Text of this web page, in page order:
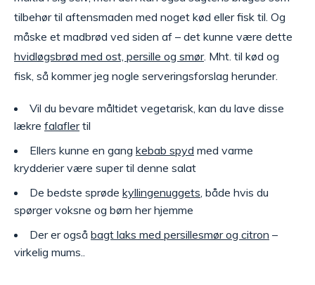
tilbehør til aftensmaden med noget kød eller fisk til. Og
måske et madbrød ved siden af – det kunne være dette
hvidløgsbrød med ost, persille og smør. Mht. til kød og
fisk, så kommer jeg nogle serveringsforslag herunder.
Vil du bevare måltidet vegetarisk, kan du lave disse
lækre falaflertil
Ellers kunne en gang kebab spyd med varme
krydderier være super til denne salat
De bedste sprøde kyllingenuggets, både hvis du
spørger voksne og børn her hjemme
Der er også bagt laks med persillesmør og citron –
virkelig mums..